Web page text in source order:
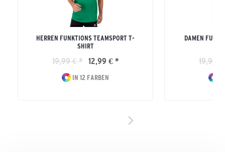
HERREN FUNKTIONS TEAMSPORT T-
SHIRT
19,99 € * 12,99 € *
IN 12 FARBEN
DAMEN
19,99